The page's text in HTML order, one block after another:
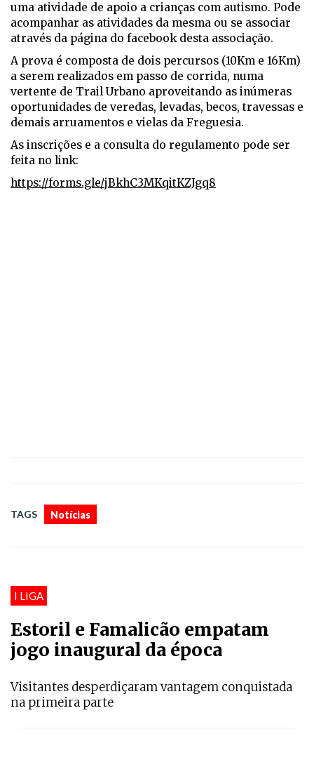
uma atividade de apoio a crianças com autismo. Pode
acompanhar as atividades da mesma ou se associar
através da página do facebook desta associação.
A prova é composta de dois percursos (10Km e 16Km)
a serem realizados em passo de corrida, numa
vertente de Trail Urbano aproveitando as inúmeras
oportunidades de veredas, levadas, becos, travessas e
demais arruamentos e vielas da Freguesia.
As inscrições e a consulta do regulamento pode ser
feita no link:
https://forms.gle/jBkhC3MKqitKZJgq8
TAGS Notícias
I LIGA
Estoril e Famalicão empatam
jogo inaugural da época
Visitantes desperdiçaram vantagem conquistada
na primeira parte